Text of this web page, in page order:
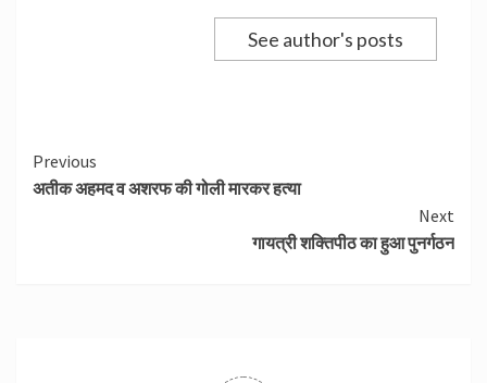
See author's posts
Continue
Reading
Previous
अतीक अहमद व अशरफ की गोली मारकर हत्या
Next
गायत्री शक्तिपीठ का हुआ पुनर्गठन